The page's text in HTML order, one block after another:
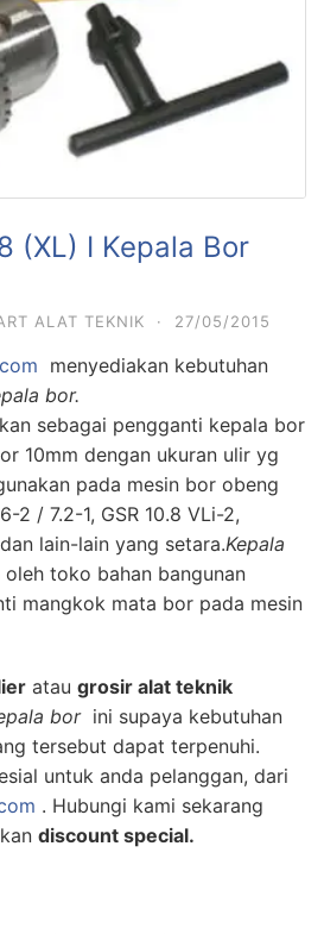
(XL) I Kepala Bor
ALAT TEKNIK · 27/05/2015
menyediakan kebutuhan
bor.
sebagai pengganti kepala bor
10mm dengan ukuran ulir yg
pada mesin bor obeng
2 / 7.2-1, GSR 10.8 VLi-2,
lain-lain yang setara.Kepala
toko bahan bangunan
mangkok mata bor pada mesin
atau grosir alat teknik
borini supaya kebutuhan
tersebut dapat terpenuhi.
untuk anda pelanggan, dari
. Hubungi kami sekarang
discount special.